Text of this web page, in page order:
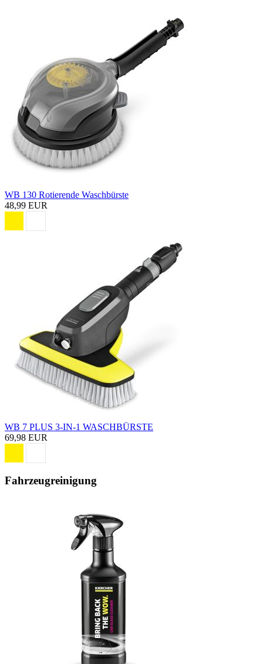
WB 130 Rotierende Waschbürste
48,99 EUR
WB 7 PLUS 3-IN-1 WASCHBÜRSTE
69,98 EUR
Fahrzeugreinigung